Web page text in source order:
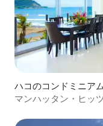
ハコのコンドミニア
マンハッタン・ヒッ